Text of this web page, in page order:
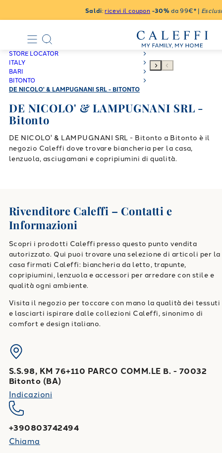
Saldi: ricevi il coupon -30%da 99€* |
STORE LOCATOR
ITALY
BARI
BITONTO
DE NICOLO' & LAMPUGNANI SRL - BITONTO
DE NICOLO' & LAMPUGNANI SRL -
Bitonto
DE NICOLO' & LAMPUGNANI SRL - Bitonto a Bitonto è il
negozio Caleffi dove trovare biancheria per la casa,
lenzuola, asciugamani e copripiumini di qualità.
Rivenditore Caleffi – Contatti e
Informazioni
Scopri i prodotti Caleffi presso questo punto vendita
autorizzato. Qui puoi trovare una selezione di articoli per la
casa firmati Caleffi: biancheria da letto, trapunte,
copripiumini, lenzuola e accessori per arredare con stile e
qualità ogni ambiente.
Visita il negozio per toccare con mano la qualità dei tessuti
e lasciarti ispirare dalle collezioni Caleffi, sinonimo di
comfort e design italiano.
S.S.98, KM 76+110 PARCO COMM.LE B. - 70032
Bitonto (BA)
Indicazioni
+390803742494
Chiama